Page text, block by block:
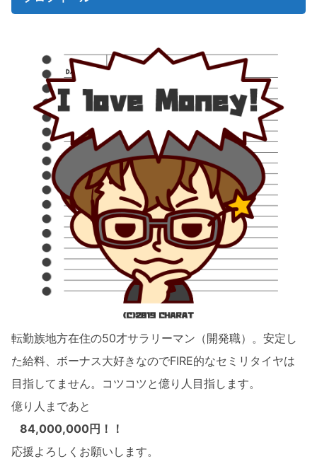
転勤族地方在住の50才サラリーマン（開発職）。安定し
た給料、ボーナス大好きなのでFIRE的なセミリタイヤは
目指してません。コツコツと億り人目指します。
億り人まであと
84,000,000円！！
応援よろしくお願いします。